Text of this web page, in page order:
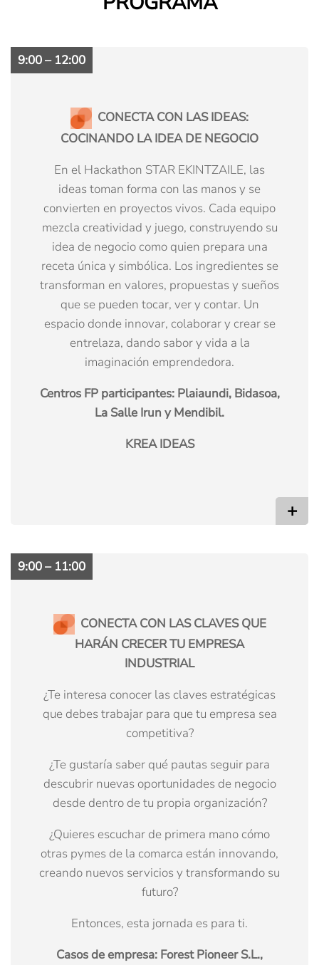
9:00 – 12:00
CONECTA CON LAS IDEAS:
COCINANDO LA IDEA DE NEGOCIO
En el Hackathon STAR EKINTZAILE, las
ideas toman forma con las manos y se
convierten en proyectos vivos. Cada equipo
mezcla creatividad y juego, construyendo su
idea de negocio como quien prepara una
receta única y simbólica. Los ingredientes se
transforman en valores, propuestas y sueños
que se pueden tocar, ver y contar. Un
espacio donde innovar, colaborar y crear se
entrelaza, dando sabor y vida a la
imaginación emprendedora.
Centros FP participantes: Plaiaundi, Bidasoa,
La Salle Irun y Mendibil.
KREA IDEAS
+
9:00 – 11:00
CONECTA CON LAS CLAVES QUE
HARÁN CRECER TU EMPRESA
INDUSTRIAL
¿Te interesa conocer las claves estratégicas
que debes trabajar para que tu empresa sea
competitiva?
¿Te gustaría saber qué pautas seguir para
descubrir nuevas oportunidades de negocio
desde dentro de tu propia organización?
¿Quieres escuchar de primera mano cómo
otras pymes de la comarca están innovando,
creando nuevos servicios y transformando su
futuro?
Entonces, esta jornada es para ti.
Casos de empresa: Forest Pioneer S.L.,